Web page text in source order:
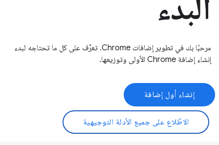
البدء
مرحبًا بك في تطوير إضافات Chrome. تعرَّف على كل ما تحتاجه لبدء
إنشاء إضافة Chrome الأولى وتوزيعها.
إنشاء أول إضافة
الاطّلاع على جميع الأدلة التوجيهية